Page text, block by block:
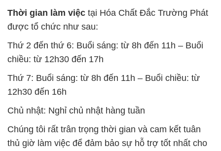
Thời gian làm việc tại Hóa Chất Đắc Trường Phát
được tổ chức như sau:
Thứ 2 đến thứ 6: Buổi sáng: từ 8h đến 11h – Buổi
chiều: từ 12h30 đến 17h
Thứ 7: Buổi sáng: từ 8h đến 11h – Buổi chiều: từ
12h30 đến 16h
Chủ nhật: Nghỉ chủ nhật hàng tuần
Chúng tôi rất trân trọng thời gian và cam kết tuân
thủ giờ làm việc để đảm bảo sự hỗ trợ tốt nhất cho